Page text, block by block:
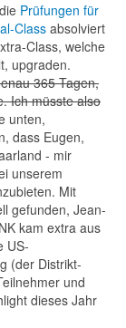
Prüfungen für
Class absolviert
Class, welche
upgraden.
365 Tagen,
Ich müsste also
unten,
dass Eugen,
- mir
unserem
Mit
gefunden, Jean-
kam extra aus
US-
(der Distrikt-
und
dieses Jahr